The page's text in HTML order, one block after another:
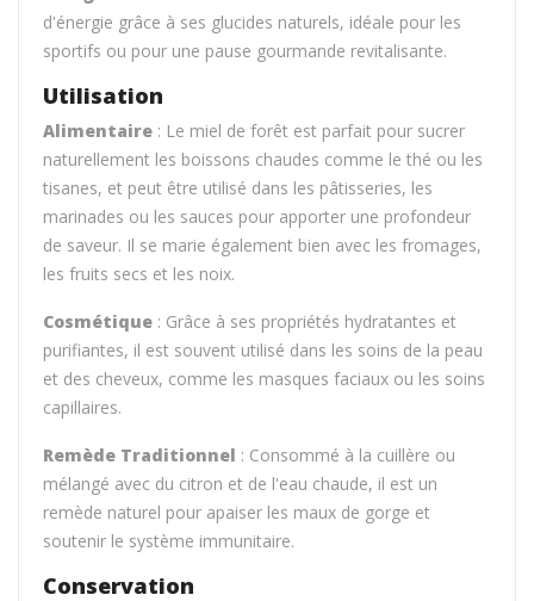
d'énergie grâce à ses glucides naturels, idéale pour les
sportifs ou pour une pause gourmande revitalisante.
Utilisation
Alimentaire : Le miel de forêt est parfait pour sucrer
naturellement les boissons chaudes comme le thé ou les
tisanes, et peut être utilisé dans les pâtisseries, les
marinades ou les sauces pour apporter une profondeur
de saveur. Il se marie également bien avec les fromages,
les fruits secs et les noix.
Cosmétique : Grâce à ses propriétés hydratantes et
purifiantes, il est souvent utilisé dans les soins de la peau
et des cheveux, comme les masques faciaux ou les soins
capillaires.
Remède Traditionnel : Consommé à la cuillère ou
mélangé avec du citron et de l'eau chaude, il est un
remède naturel pour apaiser les maux de gorge et
soutenir le système immunitaire.
Conservation